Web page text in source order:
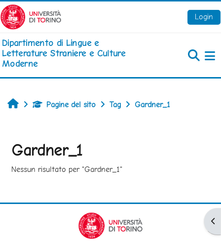
Vai al contenuto principale
Login
Dipartimento di Lingue e
Letterature Straniere e Culture
Moderne
HomePagine del sito Tag Gardner_1
Gardner_1
Nessun risultato per "Gardner_1"